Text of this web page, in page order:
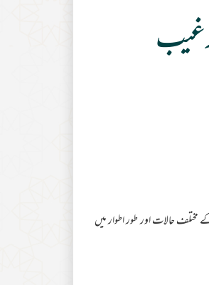
حالات اور طور اطوار میں